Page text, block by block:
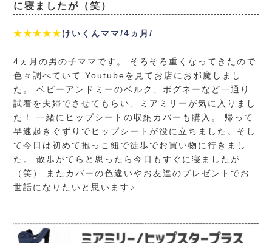
に寝ましたが（笑）
★★★★★けいくんママ/4ヵ月/
4ヵ月の男の子ママです。 そろそろ重くなってきたので
色々調べていて Youtubeを見てお店にお邪魔しまし
た。 ベビーアンドミーのベルク、ポグネーなど一通り
試着を夫婦でさせてもらい、ミアミリーが気に入りまし
た！ 一緒にヒップシートの収納カバーも購入。 帰って
早速起きぐずりでヒップシートが役に立ちました。そし
て今日は初めて抱っこ紐で徒歩でお買い物に行きまし
た。 散歩がてらと思ったら今日もすぐに寝ましたが
（笑） またカバーの色違いやお友達のプレゼントでお
世話になりたいと思います♪